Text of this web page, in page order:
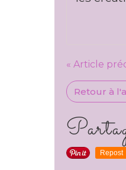
« Article
Retour à
Repost